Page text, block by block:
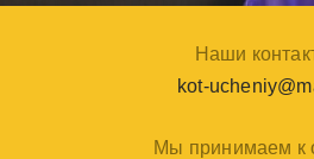
Наши
kot-
Мы принимаем к